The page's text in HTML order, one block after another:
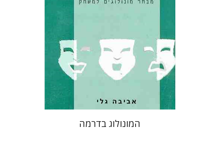
הנחת אתר ספר מודפס
$14
$13
המונולוג בדרמה